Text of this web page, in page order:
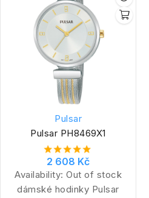
Pulsar
Pulsar PH8469X1
2 608 Kč
Availability: Out of stock
dámské hodinky Pulsar